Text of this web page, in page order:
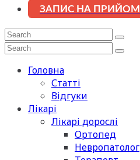
ЗАПИС НА ПРИЙОМ
Головна
Статті
Відгуки
Лікарі
Лікарі дорослі
Ортопед
Невропатолог